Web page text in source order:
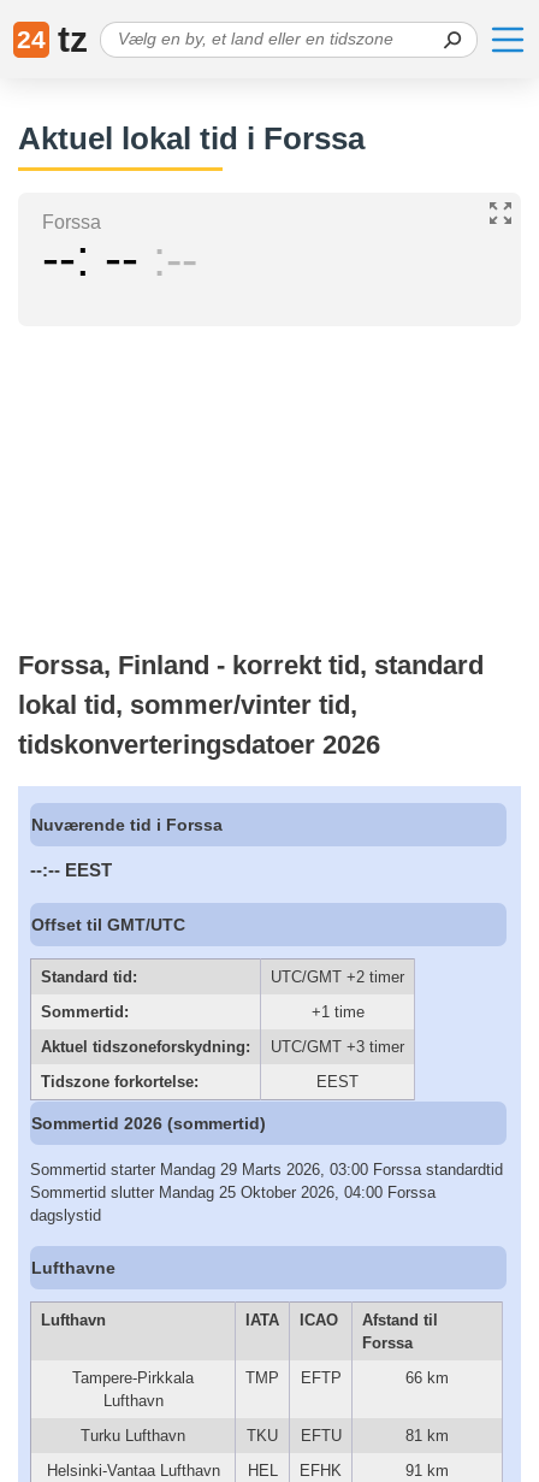
24 tz
Aktuel lokal tid i Forssa
Forssa
-- -- --
Forssa, Finland - korrekt tid, standard
lokal tid, sommer/vinter tid,
tidskonverteringsdatoer 2026
Nuværende tid i Forssa
--:-- EEST
Offset til GMT/UTC
Standard tid:
UTC/GMT +2 timer
Sommertid:
+1 time
Aktuel tidszoneforskydning:
UTC/GMT +3 timer
Tidszone forkortelse:
EEST
Sommertid 2026 (sommertid)
Sommertid starter Mandag 29 Marts 2026, 03:00 Forssa standardtid
Sommertid slutter Mandag 25 Oktober 2026, 04:00 Forssa
dagslystid
Lufthavne
Lufthavn IATA ICAO
Afstand til
Forssa
Tampere-Pirkkala
Lufthavn
TMP EFTP 66 km
Turku Lufthavn TKU EFTU
81 km
Helsinki-Vantaa Lufthavn
HEL EFHK 91 km